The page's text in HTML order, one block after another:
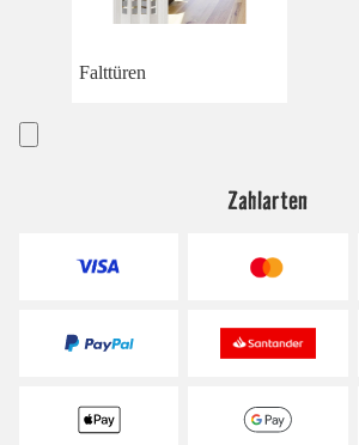
Falttüren
Zahlarten